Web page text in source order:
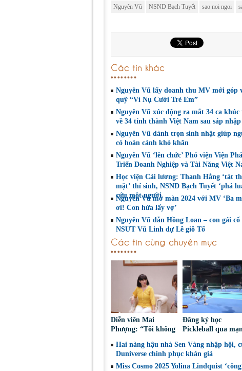
Nguyên Vũ NSND Bạch Tuyết sao noi ngoi
Các tin khác
Nguyên Vũ lấy doanh thu MV mới góp
quỹ “Vì Nụ Cười Trẻ Em”
Nguyên Vũ xúc động ra mắt 34 ca khúc
về 34 tỉnh thành Việt Nam sau sáp nhập
Nguyên Vũ dành trọn sinh nhật giúp
có hoàn cảnh khó khăn
Nguyên Vũ ‘lên chức’ Phó viện Viện
Triển Doanh Nghiệp và Tài Năng Việt
Học viện Cải lương: Thanh Hằng ‘tát
mặt’ thí sinh, NSND Bạch Tuyết ‘phá
cứu một người
Nguyên Vũ mở màn 2024 với MV ‘Ba
ơi! Con hứa lấy vợ’
Nguyên Vũ dẫn Hồng Loan – con gái cố
NSƯT Vũ Linh dự Lễ giỗ Tổ
Các tin cùng chuyên mục
Diễn viên Mai
Phượng: “Tôi không
những gì mình đã
chọn”
Đăng ký học
Pickleball qua
đoạt tài sản
Hai nàng hậu nhà Sen Vàng nhập hội,
Duniverse chinh phục khán giả
Miss Cosmo 2025 Yolina Lindquist ‘công